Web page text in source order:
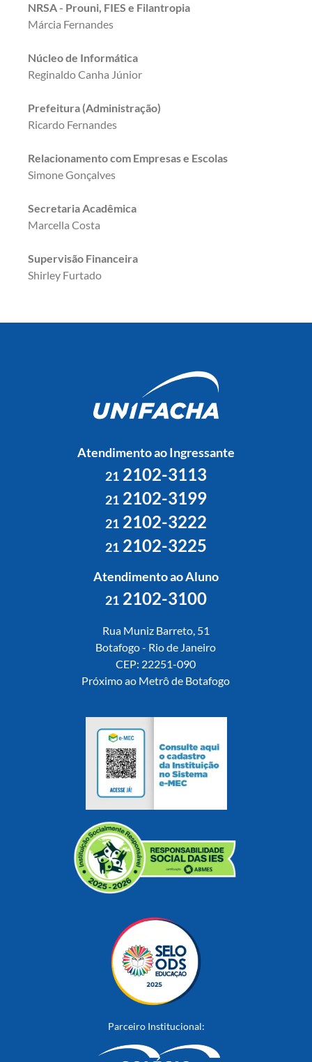
NRSA - Prouni, FIES e Filantropia
Márcia Fernandes
Núcleo de Informática
Reginaldo Canha Júnior
Prefeitura (Administração)
Ricardo Fernandes
Relacionamento com Empresas e Escolas
Simone Gonçalves
Secretaria Acadêmica
Marcella Costa
Supervisão Financeira
Shirley Furtado
Atendimento ao Ingressante
212102-3113
212102-3199
212102-3222
212102-3225
Atendimento ao Aluno
212102-3100
Rua Muniz Barreto, 51
Botafogo - Rio de Janeiro
CEP: 22251-090
Próximo ao Metrô de Botafogo
Parceiro Institucional: